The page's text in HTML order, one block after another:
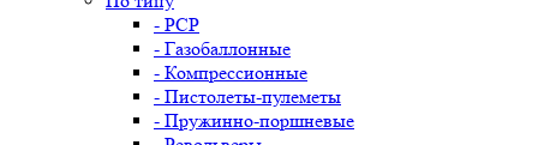
- PCP
- Газобаллонные
- Компрессионные
- Пистолеты-пулеметы
- Пружинно-поршневые